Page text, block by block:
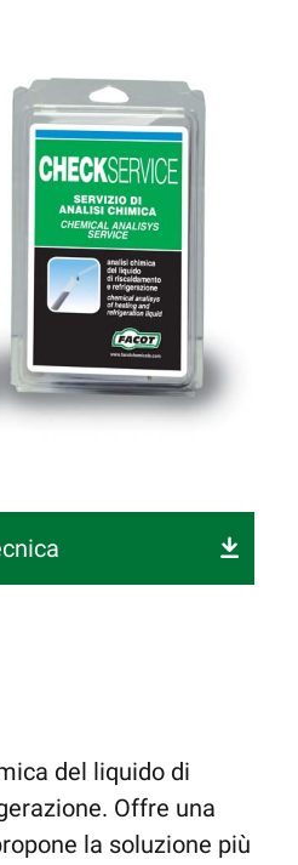
del liquido di
Offre una
la soluzione più